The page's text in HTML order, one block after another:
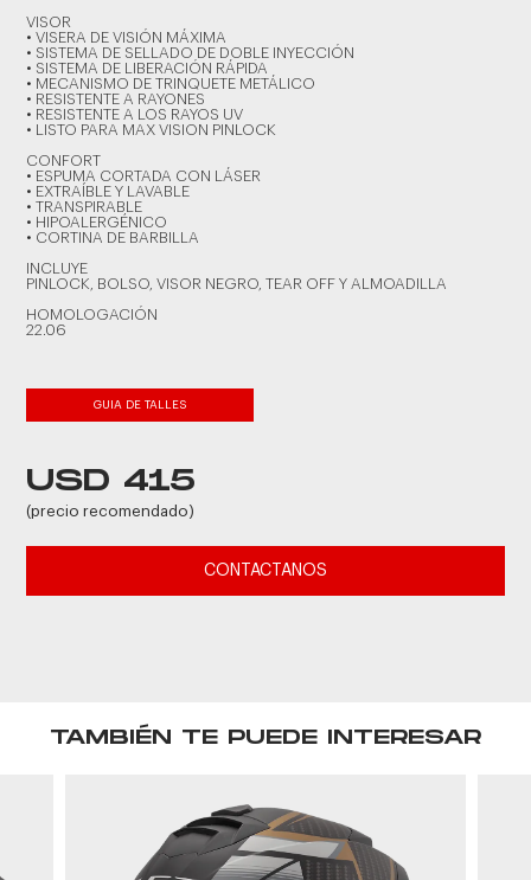
VISOR
• VISERA DE VISIÓN MÁXIMA
• SISTEMA DE SELLADO DE DOBLE INYECCIÓN
• SISTEMA DE LIBERACIÓN RÁPIDA
• MECANISMO DE TRINQUETE METÁLICO
• RESISTENTE A RAYONES
• RESISTENTE A LOS RAYOS UV
• LISTO PARA MAX VISION PINLOCK
CONFORT
• ESPUMA CORTADA CON LÁSER
• EXTRAÍBLE Y LAVABLE
• TRANSPIRABLE
• HIPOALERGÉNICO
• CORTINA DE BARBILLA
INCLUYE
PINLOCK, BOLSO, VISOR NEGRO, TEAR OFF Y ALMOADILLA
HOMOLOGACIÓN
22.06
GUIA DE TALLES
USD 415
(precio recomendado)
CONTACTANOS
TAMBIÉN TE PUEDE INTERESAR